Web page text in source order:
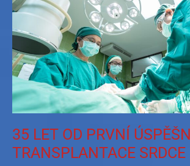
35 LET OD PRVNÍ
TRANSPLANTACE SRDCE